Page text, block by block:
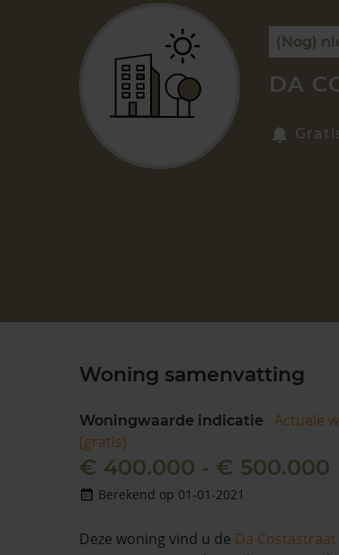
(Nog)
DA
Woning samenvatting
Woningwaarde indicatie
Actuele
(gratis)
€ 400.000 - € 500.000
Berekend op 01-01-2021
Deze woning vind u de Da Costastraat